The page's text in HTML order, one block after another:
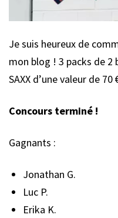
Je suis heureux de
mon blog ! 3 packs de 2
SAXX d’une valeur de 70
Concours terminé !
Gagnants :
Jonathan G.
Luc P.
Erika K.